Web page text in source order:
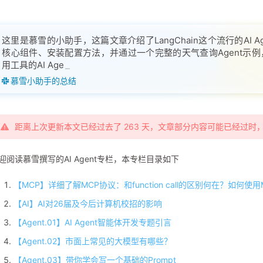
这里是慕雪的小助手，这篇文章介绍了LangChain这个流行的AI
核心组件、安装配置方法，并通过一个完整的天气查询Agent示
用工具的AI Agent，包括环境配置、工具定义、Agent创建和调用
慕雪小助手的总结
距离上次更新本文已经过去了 263 天，文章部分内容可能已经过时
阅读慕雪撰写的AI Agent专栏，本专栏目录如下
【MCP】详细了解MCP协议：和function call的区别何在？如何使用
【AI】AI对26届及今后计算机校招的影响
【Agent.01】AI Agent智能体开发专题引言
【Agent.02】市面上常见的大模型有哪些？
【Agent.03】带你学会写一个基础的Prompt